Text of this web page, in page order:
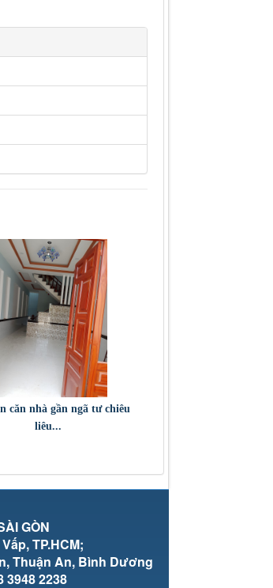
căn nhà gần ngã tư chiêu
liêu...
GÒN
TP.HCM;
Thuận An, Bình Dương
3948 2238